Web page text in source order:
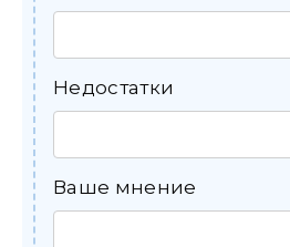
Недостатки
Ваше мнение